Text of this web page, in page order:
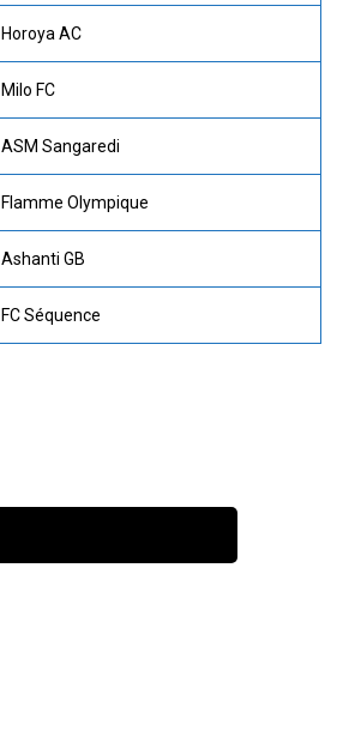
Horoya AC
Milo FC
ASM Sangaredi
Flamme Olympique
Ashanti GB
FC Séquence